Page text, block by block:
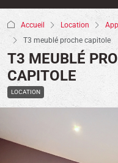
Accueil Location
T3 meublé proche capitole
T3 MEUBLÉ
CAPITOLE
LOCATION